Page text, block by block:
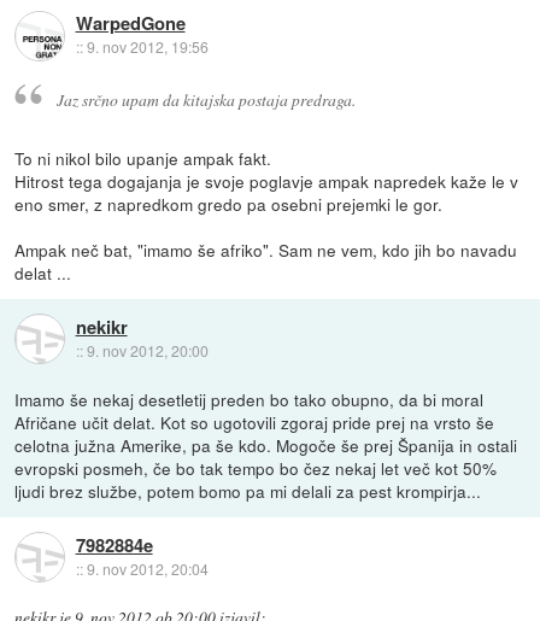
WarpedGone
::9. nov 2012, 19:56
Jaz srčno upam da kitajska postaja predraga.
To ni nikol bilo upanje ampak fakt.
Hitrost tega dogajanja je svoje poglavje ampak napredek kaže le v
eno smer, z napredkom gredo pa osebni prejemki le gor.
Ampak neč bat, "imamo še afriko". Sam ne vem, kdo jih bo navadu
delat ...
nekikr
::9. nov 2012, 20:00
Imamo še nekaj desetletij preden bo tako obupno, da bi moral
Afričane učit delat. Kot so ugotovili zgoraj pride prej na vrsto še
celotna južna Amerike, pa še kdo. Mogoče še prej Španija in ostali
evropski posmeh, če bo tak tempo bo čez nekaj let več kot 50%
ljudi brez službe, potem bomo pa mi delali za pest krompirja...
7982884e
::9. nov 2012, 20:04